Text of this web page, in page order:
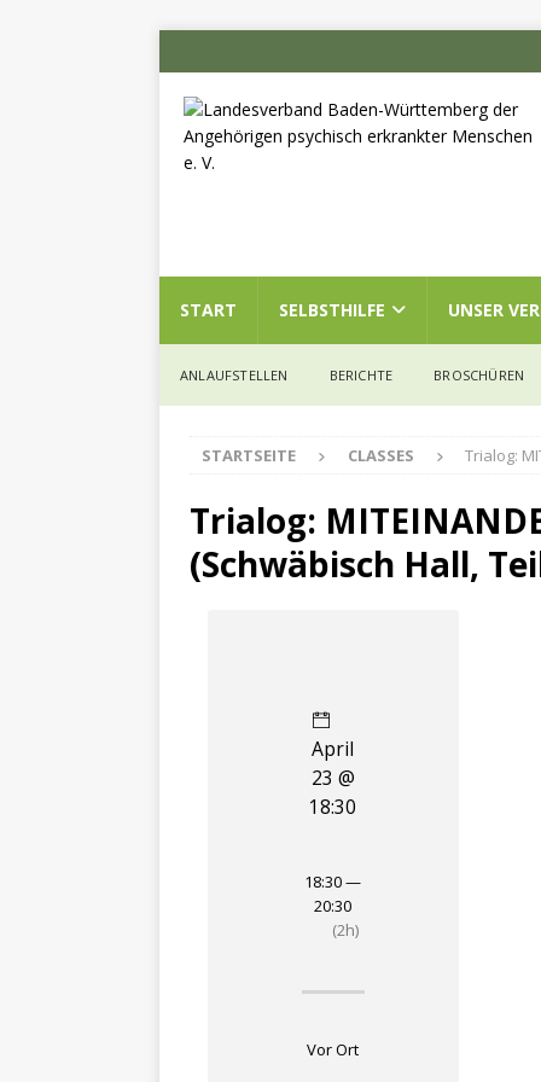
START SELBSTHILFE UNSER
ANLAUFSTELLEN BERICHTE BROSCHÜREN
STARTSEITE CLASSES Trialog:
Trialog:
(Schwäbisch Hall,
April
23 @
18:30
18:30 —
20:30
(2h)
Vor Ort